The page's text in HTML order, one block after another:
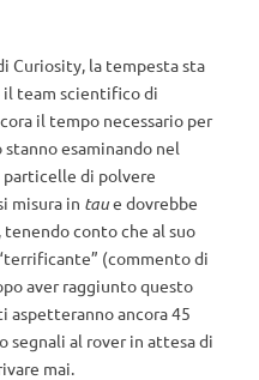
Curiosity, la tempesta sta
il team scientifico di
il tempo necessario per
esaminando nel
di polvere
misura in taue dovrebbe
conto che al suo
(commento di
aver raggiunto questo
ancora 45
segnali al rover in attesa di
mai.